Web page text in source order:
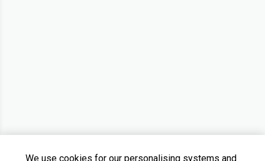
We use cookies for our personalising systems and